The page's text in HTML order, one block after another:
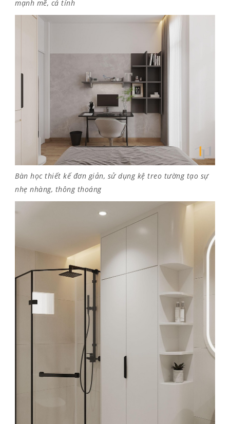
mạnh mẽ, cá tính
Bàn học thiết kế đơn giản, sử dụng kệ treo tường tạo sự
nhẹ nhàng, thông thoáng